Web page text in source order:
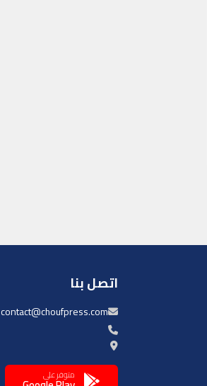
اتصل بنا
contact@choufpress.com
متوفر على